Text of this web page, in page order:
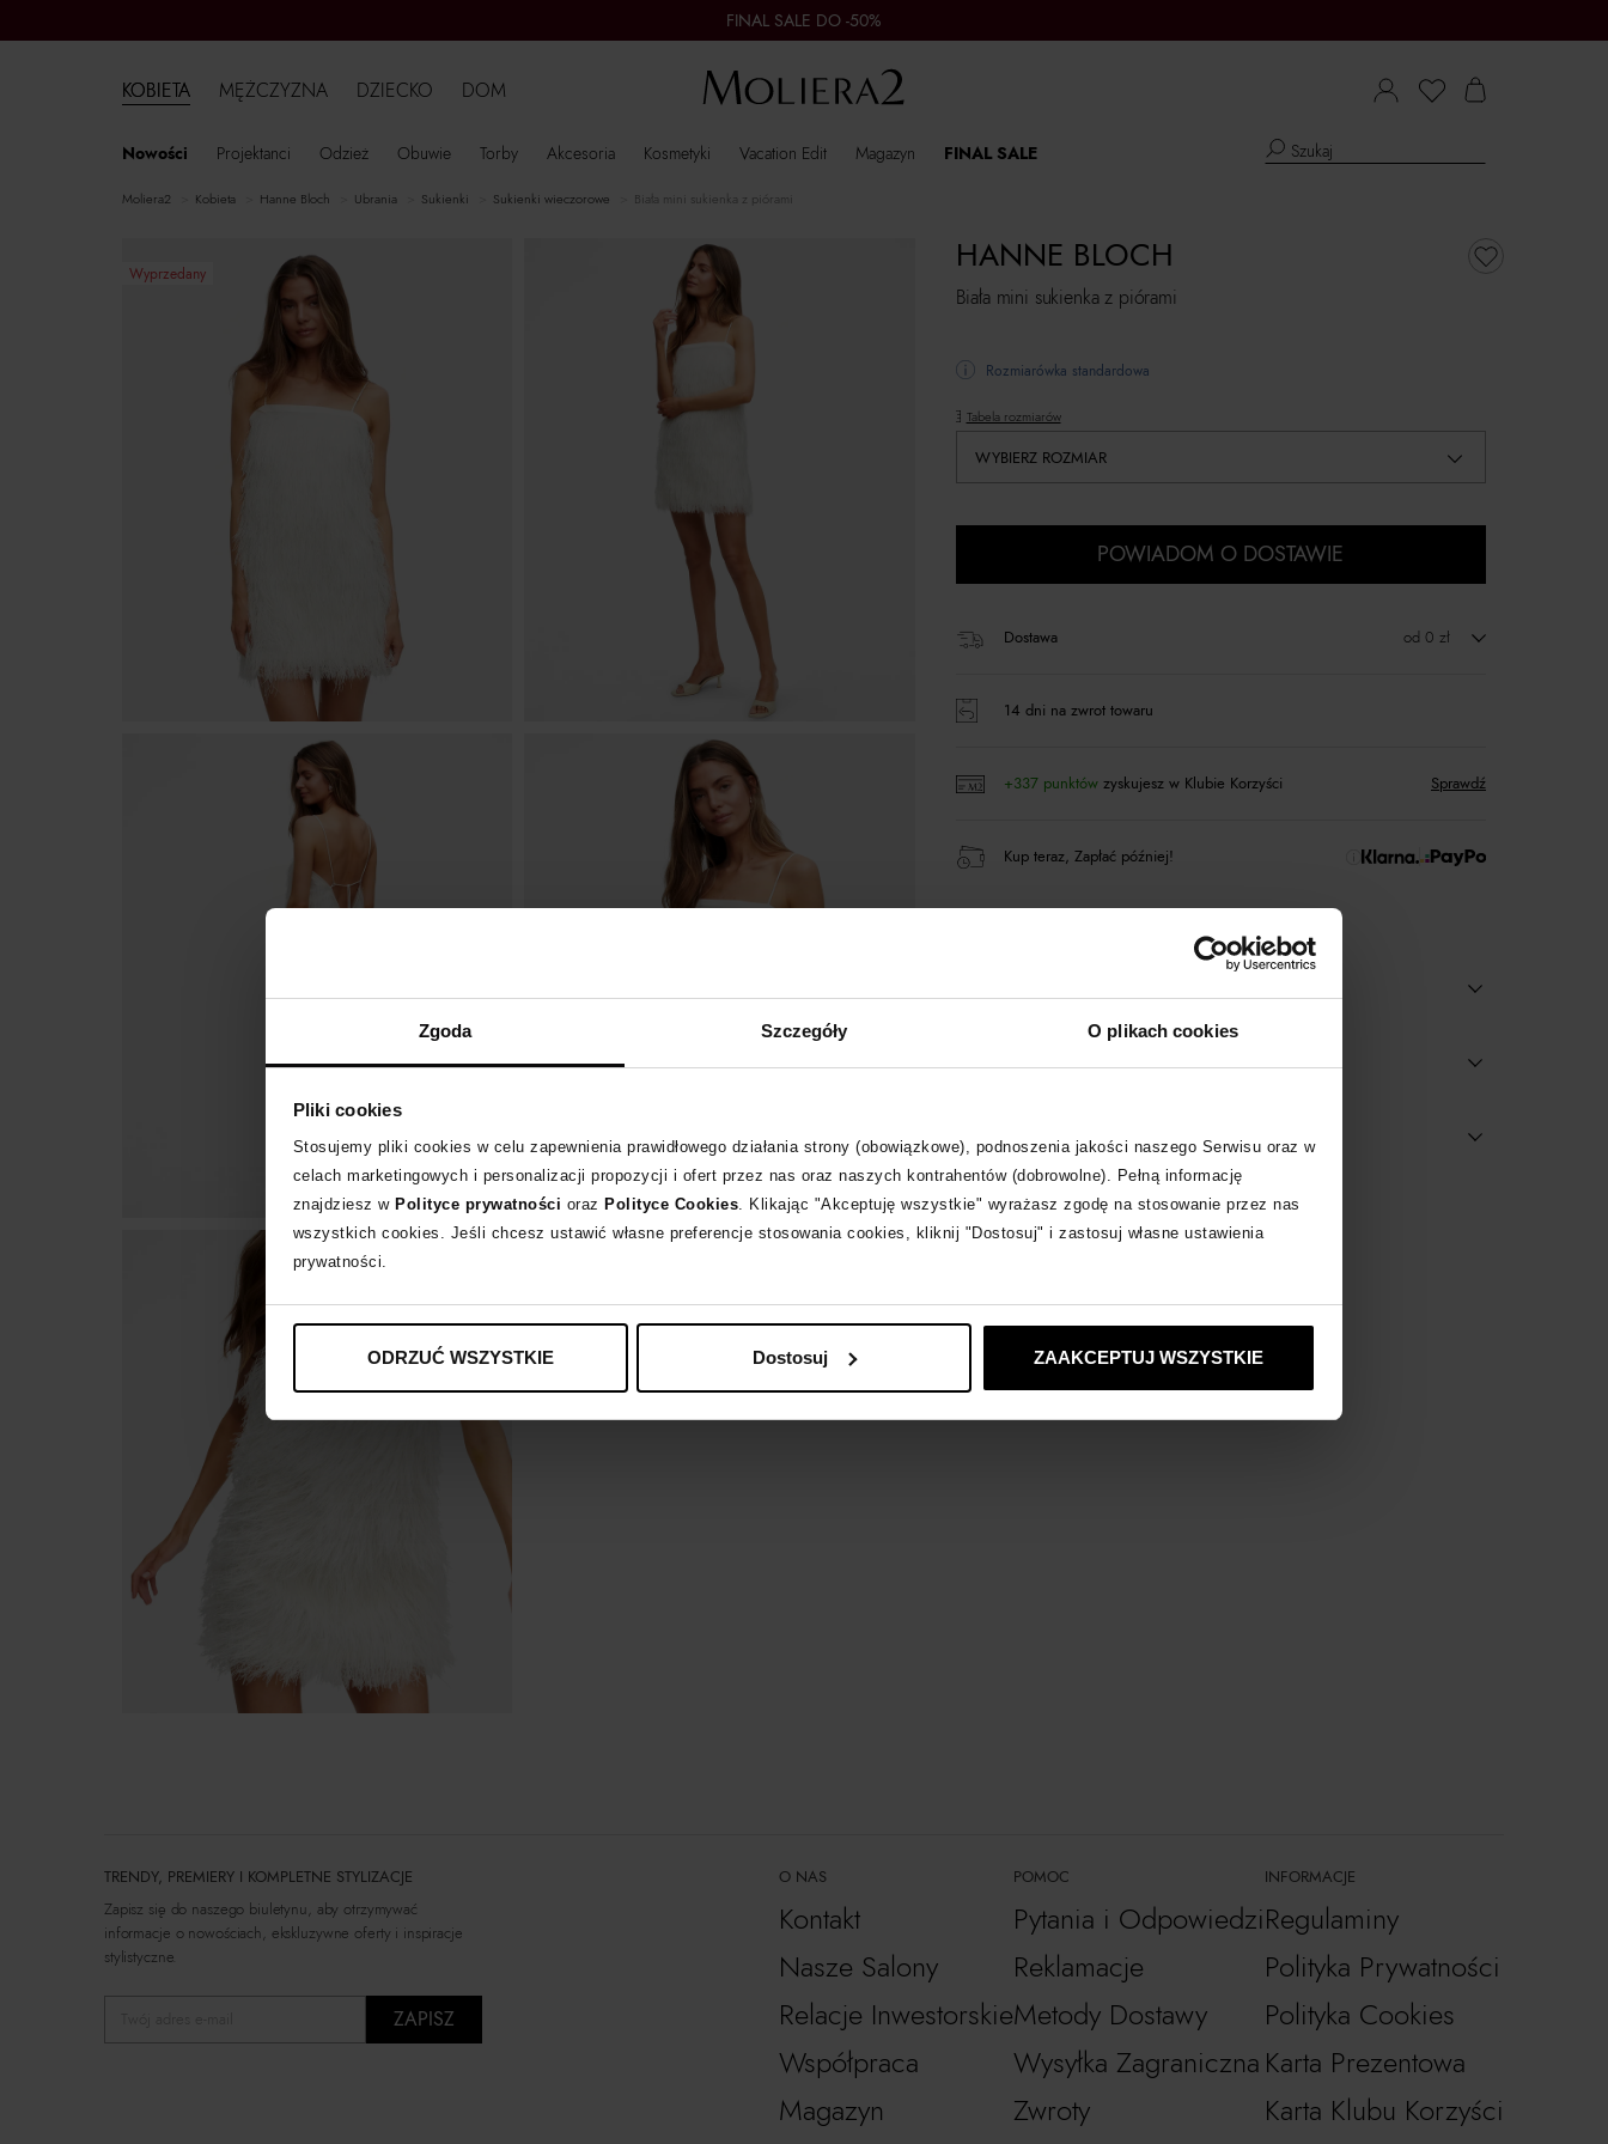
Zgoda Szczegóły O plikach cookies
Pliki cookies
Stosujemy pliki cookies w celu zapewnienia prawidłowego działania strony (obowiązkowe), podnoszenia jakości naszego Serwisu oraz w
celach marketingowych i personalizacji propozycji i ofert przez nas oraz naszych kontrahentów (dobrowolne). Pełną informację
znajdziesz w Polityce prywatności oraz Polityce Cookies. Klikając "Akceptuję wszystkie" wyrażasz zgodę na stosowanie przez nas
wszystkich cookies. Jeśli chcesz ustawić własne preferencje stosowania cookies, kliknij "Dostosuj" i zastosuj własne ustawienia
prywatności.
ODRZUĆ WSZYSTKIE Dostosuj ZAAKCEPTUJ WSZYSTKIE
FINAL SALE DO -50%
KOBIETA
Nowości Projektanci Odzież Obuwie Torby Akcesoria Kosmetyki Vacation Edit Magazyn FINAL SALE
MĘŻCZYZNA DZIECKO DOM
moliera2 kobieta Hanne Bloch ubrania sukienki sukienki wieczorowe Biała mini sukienka z piórami
Wyprzedany
Biała mini sukienka z piórami
HANNE BLOCH
Rozmiarówka standardowa
Tabela rozmiarów
WYBIERZ ROZMIAR
POWIADOM O DOSTAWIE
Dostawa od 0 zł
14 dni na zwrot towaru
+337 punktówzyskujesz w Klubie Korzyści Sprawdź
Kup teraz, Zapłać później!
HANNE BLOCHzobacz inne produkty
TRENDY, PREMIERY I KOMPLETNE STYLIZACJE
Zapisz się do naszego biuletynu, aby otrzymywać
informacje o nowościach, ekskluzywne oferty i inspiracje
stylistyczne.
ZAPISZ
O NAS
Kontakt
Nasze Salony
Relacje Inwestorskie
Współpraca
Magazyn
POMOC
Pytania i Odpowiedzi
Reklamacje
Metody Dostawy
Wysyłka Zagraniczna
Zwroty
INFORMACJE
Regulaminy
Polityka Prywatności
Polityka Cookies
Karta Prezentowa
Karta Klubu Korzyści